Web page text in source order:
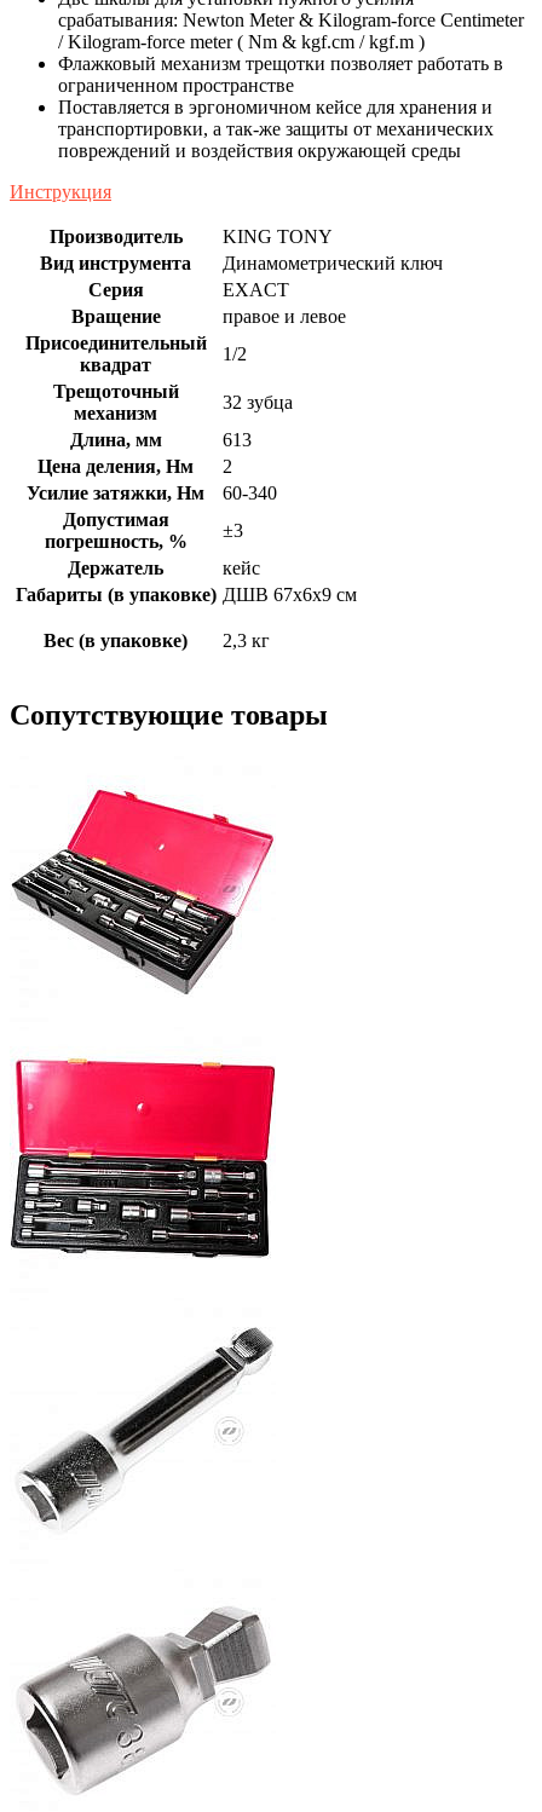
срабатывания: Newton Meter & Kilogram-force Centimeter
/ Kilogram-force meter ( Nm & kgf.cm / kgf.m )
Флажковый механизм трещотки позволяет работать в
ограниченном пространстве
Поставляется в эргономичном кейсе для хранения и
транспортировки, а так-же защиты от механических
повреждений и воздействия окружающей среды
Инструкция
Производитель
KING TONY
Вид инструмента
Динамометрический ключ
Серия
EXACT
Вращение
правое и левое
Присоединительный
квадрат
1/2
Трещоточный
механизм
32 зубца
Длина, мм
613
Цена деления, Нм
2
Усилие затяжки, Нм
60-340
Допустимая
погрешность, %
±3
Держатель
кейс
Габариты (в упаковке) ДШВ 67х6х9 см
Вес (в упаковке) 2,3 кг
Сопутствующие товары